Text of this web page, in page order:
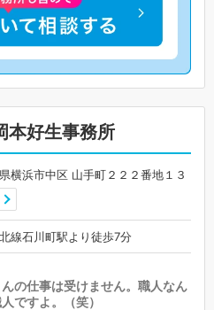
本好生事務所
横浜市中区 山手町２２２番地１３
線石川町駅より徒歩7分
の仕事は受けません。職人なん
ですよ。（笑）